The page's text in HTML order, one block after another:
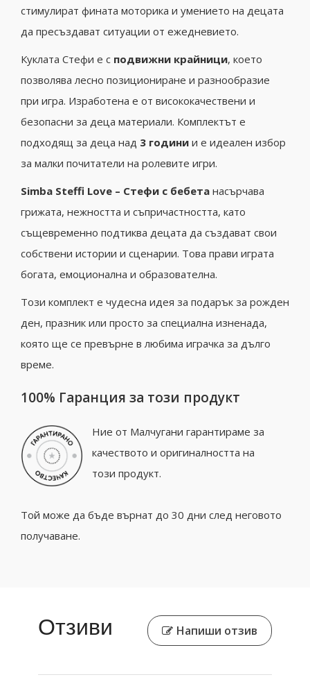
стимулират фината моторика и умението на децата
да пресъздават ситуации от ежедневието.
Куклата Стефи е с подвижни крайници, което
позволява лесно позициониране и разнообразие
при игра. Изработена е от висококачествени и
безопасни за деца материали. Комплектът е
подходящ за деца над 3 години и е идеален избор
за малки почитатели на ролевите игри.
Simba Steffi Love – Стефи с бебета насърчава
грижата, нежността и съпричастността, като
същевременно подтиква децата да създават свои
собствени истории и сценарии. Това прави играта
богата, емоционална и образователна.
Този комплект е чудесна идея за подарък за рожден
ден, празник или просто за специална изненада,
която ще се превърне в любима играчка за дълго
време.
100% Гаранция за този продукт
Ние от Малчугани гарантираме за
качеството и оригиналността на
този продукт.
Той може да бъде върнат до 30 дни след неговото
получаване.
Отзиви Напиши отзив